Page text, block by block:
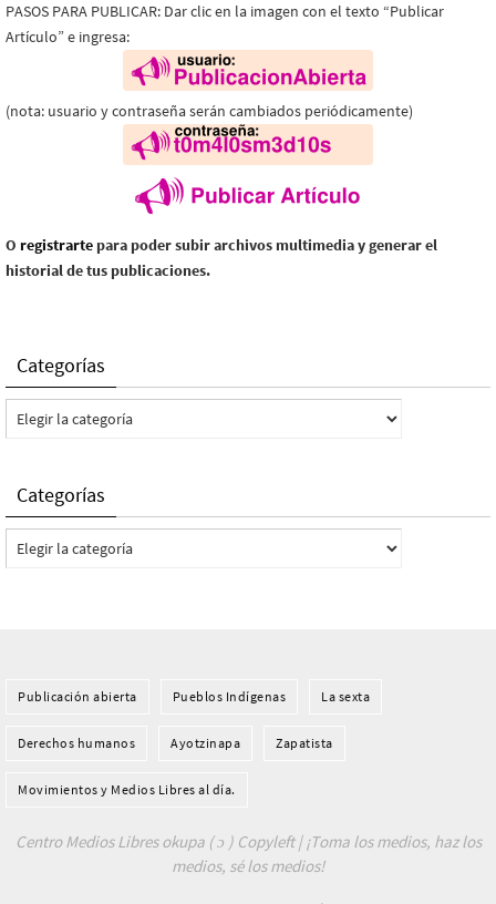
PASOS PARA PUBLICAR: Dar clic en la imagen con el texto “Publicar
Artículo” e ingresa:
(nota: usuario y contraseña serán cambiados periódicamente)
O registrarte para poder subir archivos multimedia y generar el
historial de tus publicaciones.
Categorías
Categorías
Categorías
Categorías
Publicación abierta Pueblos Indí­genas La sexta
Derechos humanos Ayotzinapa Zapatista
Movimientos y Medios Libres al día.
Centro Medios Libres okupa ( ɔ ) Copyleft | ¡Toma los medios, haz los
medios, sé los medios!